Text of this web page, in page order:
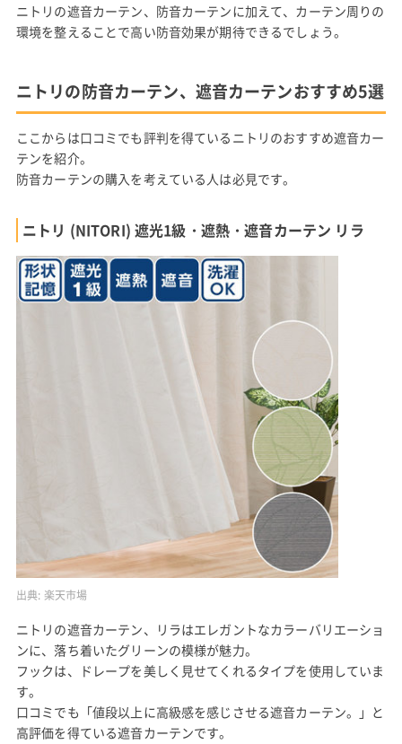
ニトリの遮音カーテン、防音カーテンに加えて、カーテン周りの
環境を整えることで高い防音効果が期待できるでしょう。
ニトリの防音カーテン、遮音カーテンおすすめ5選
ここからは口コミでも評判を得ているニトリのおすすめ遮音カー
テンを紹介。
防音カーテンの購入を考えている人は必見です。
ニトリ (NITORI) 遮光1級・遮熱・遮音カーテン リラ
出典: 楽天市場
ニトリの遮音カーテン、リラはエレガントなカラーバリエーショ
ンに、落ち着いたグリーンの模様が魅力。
フックは、ドレープを美しく見せてくれるタイプを使用していま
す。
口コミでも「値段以上に高級感を感じさせる遮音カーテン。」と
高評価を得ている遮音カーテンです。